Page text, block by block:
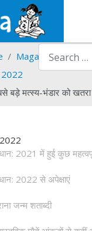
Search
Magazines Srote
बड़े मत्स्य-भंडार को खतरा
2021 में हुई कुछ
2022 से अपेक्षाएं
जन्म शताब्दी